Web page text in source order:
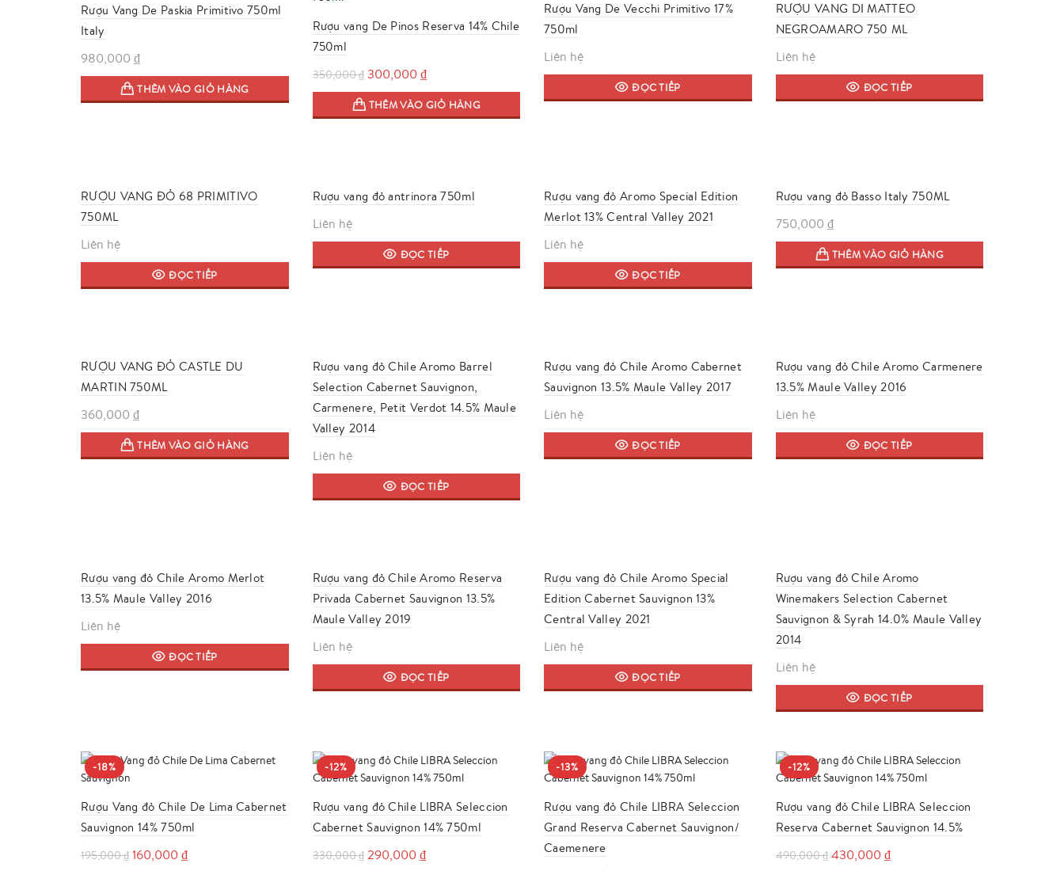
Rượu Vang De Paskia Primitivo 750ml
Italy
980,000 ₫
THÊM VÀO GIỎ HÀNG
Rượu vang De Pinos Reserva 14% Chile
750ml
350,000₫ Giá
gốc
là:
300,000₫Giá
hiện
tại
THÊM VÀO GIỎ HÀNG
Rượu Vang De Vecchi Primitivo 17%
750ml
Liên hệ
ĐỌC TIẾP
RƯỢU VANG DI MATTEO
NEGROAMARO 750 ML
Liên hệ
ĐỌC TIẾP
RƯỢU VANG ĐỎ 68 PRIMITIVO
750ML
Liên hệ
ĐỌC TIẾP
Rượu vang đỏ antrinora 750ml
Liên hệ
ĐỌC TIẾP
Rượu vang đỏ Aromo Special Edition
Merlot 13% Central Valley 2021
Liên hệ
ĐỌC TIẾP
Rượu vang đỏ Basso Italy 750ML
750,000 ₫
THÊM VÀO GIỎ HÀNG
RƯỢU VANG ĐỎ CASTLE DU
MARTIN 750ML
360,000 ₫
THÊM VÀO GIỎ HÀNG
Rượu vang đỏ Chile Aromo Barrel
Selection Cabernet Sauvignon,
Carmenere, Petit Verdot 14.5% Maule
Valley 2014
Liên hệ
ĐỌC TIẾP
Rượu vang đỏ Chile Aromo Cabernet
Sauvignon 13.5% Maule Valley 2017
Liên hệ
ĐỌC TIẾP
Rượu vang đỏ Chile Aromo Carmenere
13.5% Maule Valley 2016
Liên hệ
ĐỌC TIẾP
Rượu vang đỏ Chile Aromo Merlot
13.5% Maule Valley 2016
Liên hệ
ĐỌC TIẾP
Rượu vang đỏ Chile Aromo Reserva
Privada Cabernet Sauvignon 13.5%
Maule Valley 2019
Liên hệ
ĐỌC TIẾP
Rượu vang đỏ Chile Aromo Special
Edition Cabernet Sauvignon 13%
Central Valley 2021
Liên hệ
ĐỌC TIẾP
Rượu vang đỏ Chile Aromo
Winemakers Selection Cabernet
Sauvignon & Syrah 14.0% Maule Valley
2014
Liên hệ
ĐỌC TIẾP
-18%
Rượu Vang đỏ Chile De Lima Cabernet
Sauvignon 14% 750ml
195,000₫ Giá
160,000₫Giá
-12%
Rượu vang đỏ Chile LIBRA Seleccion
Cabernet Sauvignon 14% 750ml
330,000₫ Giá
290,000₫Giá
-13%
Rượu vang đỏ Chile LIBRA Seleccion
Grand Reserva Cabernet Sauvignon/
Caemenere
-12%
Rượu vang đỏ Chile LIBRA Seleccion
Reserva Cabernet Sauvignon 14.5%
490,000₫ Giá
430,000₫Giá